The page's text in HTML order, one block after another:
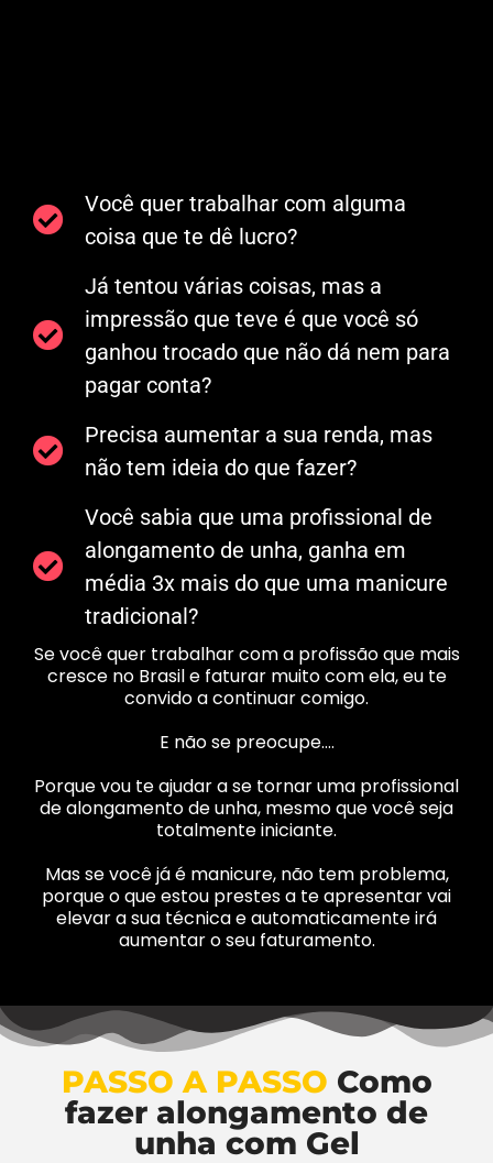
Você quer trabalhar com alguma
coisa que te dê lucro?
Já tentou várias coisas, mas a
impressão que teve é que você só
ganhou trocado que não dá nem para
pagar conta?
Precisa aumentar a sua renda, mas
não tem ideia do que fazer?
Você sabia que uma profissional de
alongamento de unha, ganha em
média 3x mais do que uma manicure
tradicional?
Se você quer trabalhar com a profissão que mais
cresce no Brasil e faturar muito com ela, eu te
convido a continuar comigo.
E não se preocupe….
Porque vou te ajudar a se tornar uma profissional
de alongamento de unha, mesmo que você seja
totalmente iniciante.
Mas se você já é manicure, não tem problema,
porque o que estou prestes a te apresentar vai
elevar a sua técnica e automaticamente irá
aumentar o seu faturamento.
PASSO A PASSO Como
fazer alongamento de
unha com Gel